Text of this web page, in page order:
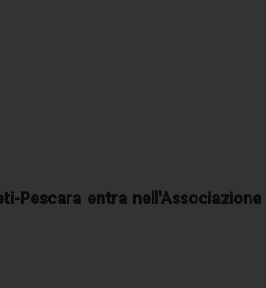
Pescara entra nell'Associazione